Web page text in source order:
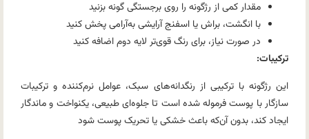
مقدار کمی از رژگونه را روی برجستگی گونه بزنید
با انگشت، براش یا اسفنج آرایشی به‌آرامی پخش کنید
در صورت نیاز، برای رنگ قوی‌تر لایه دوم اضافه کنید
ترکیبات:
این رژگونه با ترکیبی از رنگدانه‌های سبک، عوامل نرم‌کننده و ترکیبات
سازگار با پوست فرموله شده است تا جلوه‌ای طبیعی، یکنواخت و ماندگار
ایجاد کند، بدون آن‌که باعث خشکی یا تحریک پوست شود